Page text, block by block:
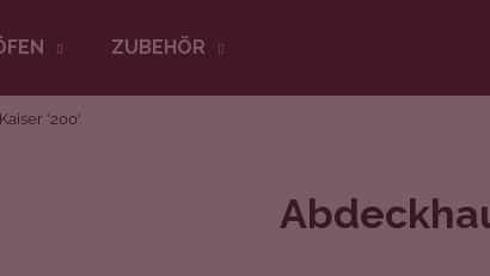
ZUBEHÖR
'200'
Was suchen Sie?
SUCHEN